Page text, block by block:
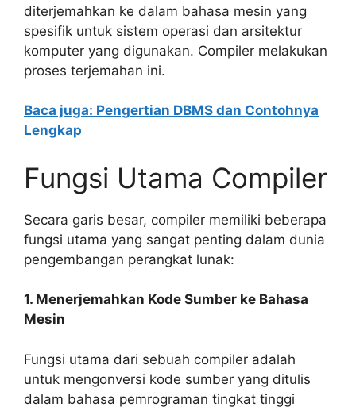
diterjemahkan ke dalam bahasa mesin yang
spesifik untuk sistem operasi dan arsitektur
komputer yang digunakan. Compiler melakukan
proses terjemahan ini.
Baca juga: Pengertian DBMS dan Contohnya
Lengkap
Fungsi Utama Compiler
Secara garis besar, compiler memiliki beberapa
fungsi utama yang sangat penting dalam dunia
pengembangan perangkat lunak:
1. Menerjemahkan Kode Sumber ke Bahasa
Mesin
Fungsi utama dari sebuah compiler adalah
untuk mengonversi kode sumber yang ditulis
dalam bahasa pemrograman tingkat tinggi